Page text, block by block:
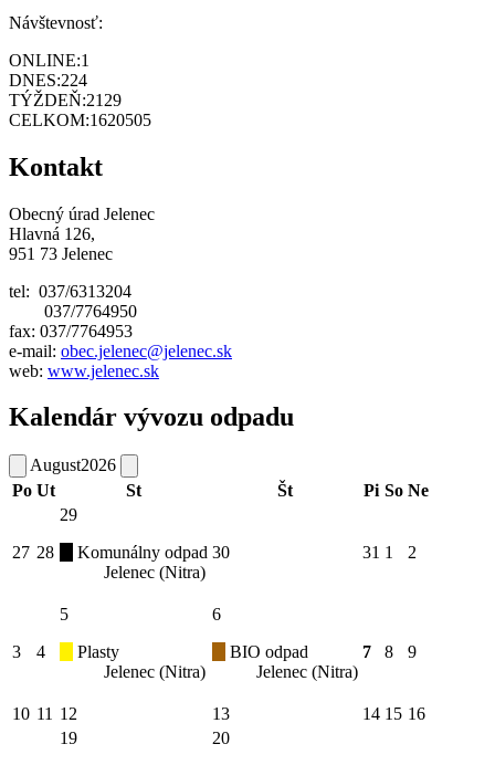
Návštevnosť:
ONLINE:1
DNES:224
TÝŽDEŇ:2129
CELKOM:1620505
Kontakt
Obecný úrad Jelenec
Hlavná 126,
951 73 Jelenec
tel: 037/6313204
037/7764950
fax: 037/7764953
e-mail: obec.jelenec@jelenec.sk
web: www.jelenec.sk
Kalendár vývozu odpadu
August2026
Po Ut St Št Pi So Ne
27 28
29
Komunálny odpad
Jelenec (Nitra)
30 31 1 2
3 4
5
Plasty
Jelenec (Nitra)
6
BIO odpad
Jelenec (Nitra)
7 8 9
10 11 12 13 14 15 16
19
20